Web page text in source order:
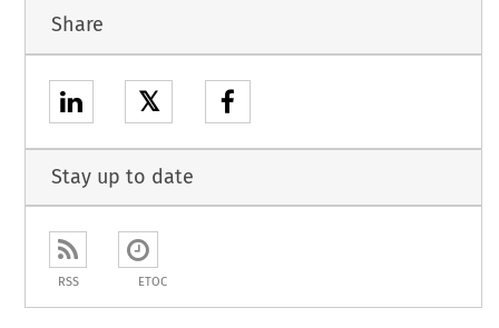
Share
𝕏
Stay up to date
RSS ETOC